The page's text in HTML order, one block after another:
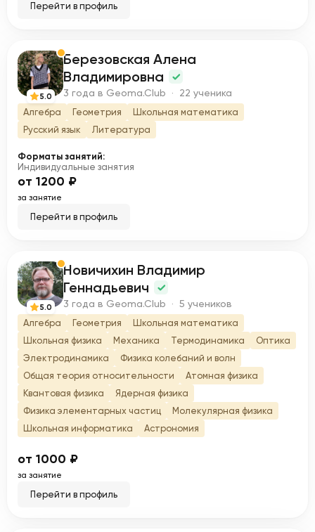
Перейти в профиль
Б
5.0
Березовская Алена
Владимировна
3 года в Geoma.Club · 22 ученика
Алгебра Геометрия
Школьная математика
Русский язык
Литература
Форматы занятий:
Индивидуальные занятия
от 1200 ₽
за занятие
Перейти в профиль
Н
5.0
Новичихин Владимир
Геннадьевич
3 года в Geoma.Club · 5 учеников
Алгебра Геометрия
Школьная математика
Школьная физика
Механика Термодинамика
Оптика
Электродинамика
Физика колебаний и волн
Общая теория относительности
Атомная физика
Квантовая физика
Ядерная физика
Физика элементарных частиц
Молекулярная физика
Школьная информатика
Астрономия
от 1000 ₽
за занятие
Перейти в профиль